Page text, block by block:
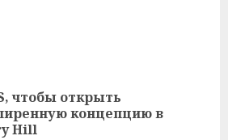
чтобы открыть
концепцию в
Hill